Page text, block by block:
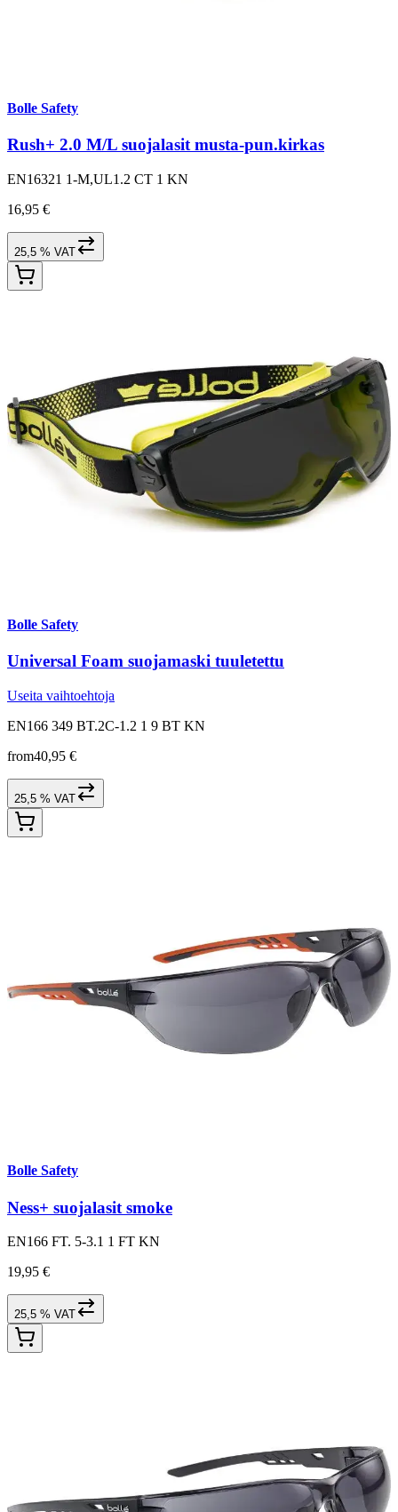
Bolle Safety
Rush+ 2.0 M/L suojalasit musta-pun.kirkas
EN16321 1-M,UL1.2 CT 1 KN
16,95 €
25,5 % VAT
Bolle Safety
Universal Foam suojamaski tuuletettu
Useita vaihtoehtoja
EN166 349 BT.2C-1.2 1 9 BT KN
from40,95 €
25,5 % VAT
Bolle Safety
Ness+ suojalasit smoke
EN166 FT. 5-3.1 1 FT KN
19,95 €
25,5 % VAT